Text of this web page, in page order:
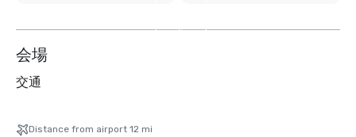
を
会場
交通
Distance from airport 12 mi